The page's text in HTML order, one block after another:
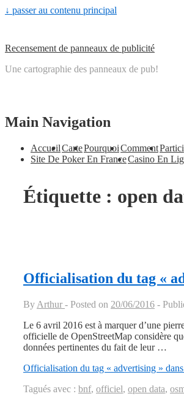
↓ passer au contenu principal
Recensement de panneaux de publicité
Une cartographie des panneaux de pub!
Main Navigation
AccueilCartePourquoiComment
Site De Poker En FranceCasino En
Étiquette : open
Officialisation du tag «
By Arthur Posted on 20/06/2016
Le 6 avril 2016 est à marquer d’une
officielle de OpenStreetMap considère
données pertinentes du fait de leur …
Officialisation du tag « advertising »
Tagués avec : bnf, officiel, open data,